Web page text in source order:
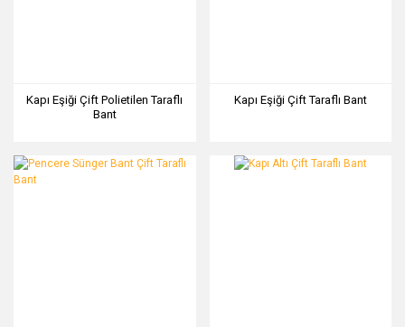
Kapı Eşiği Çift Polietilen Taraflı
Bant
Kapı Eşiği Çift Taraflı Bant